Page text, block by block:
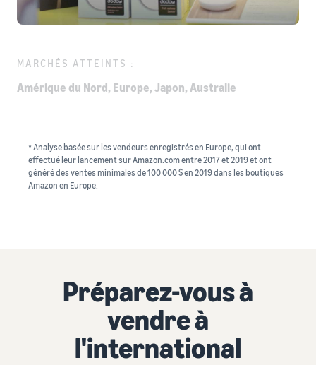
MARCHÉS ATTEINTS :
Amérique du Nord, Europe, Japon, Australie
* Analyse basée sur les vendeurs enregistrés en Europe, qui ont
effectué leur lancement sur Amazon.com entre 2017 et 2019 et ont
généré des ventes minimales de 100 000 $ en 2019 dans les boutiques
Amazon en Europe.
Préparez-vous à
vendre à
l'international